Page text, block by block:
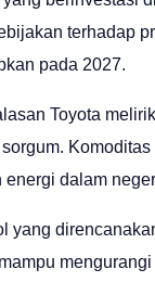
terhadap
pada 2027.
Toyota
energi dalam
yang